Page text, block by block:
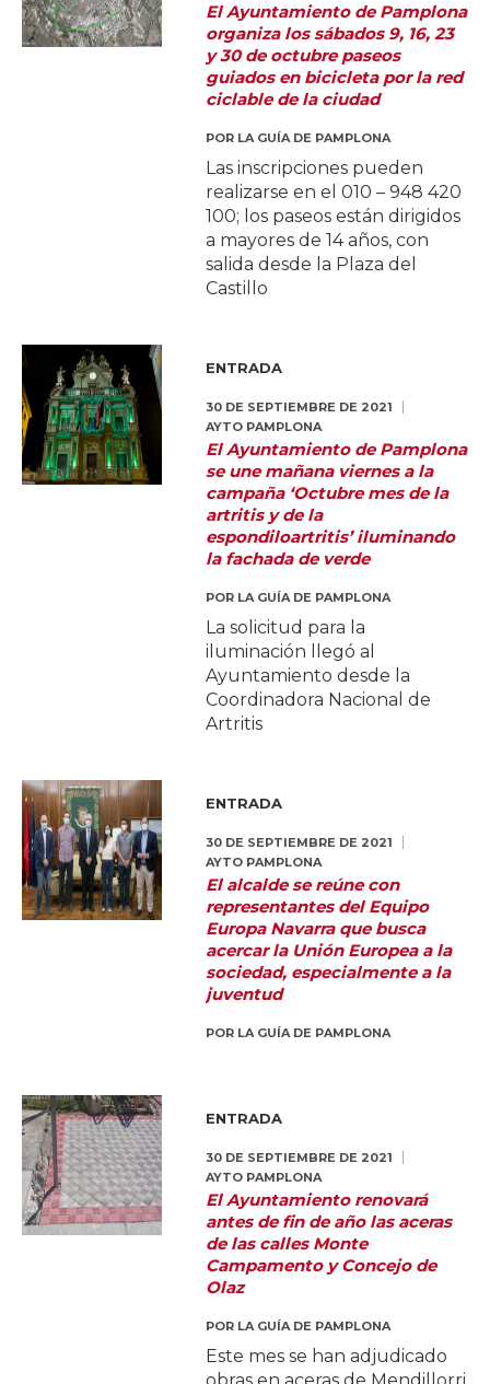
El Ayuntamiento de Pamplona
organiza los sábados 9, 16, 23
y 30 de octubre paseos
guiados en bicicleta por la red
ciclable de la ciudad
POR LA GUÍA DE PAMPLONA
Las inscripciones pueden
realizarse en el 010 – 948 420
100; los paseos están dirigidos
a mayores de 14 años, con
salida desde la Plaza del
Castillo
ENTRADA
30 DE SEPTIEMBRE DE 2021
AYTO PAMPLONA
El Ayuntamiento de Pamplona
se une mañana viernes a la
campaña ‘Octubre mes de la
artritis y de la
espondiloartritis’ iluminando
la fachada de verde
POR LA GUÍA DE PAMPLONA
La solicitud para la
iluminación llegó al
Ayuntamiento desde la
Coordinadora Nacional de
Artritis
ENTRADA
30 DE SEPTIEMBRE DE 2021
AYTO PAMPLONA
El alcalde se reúne con
representantes del Equipo
Europa Navarra que busca
acercar la Unión Europea a la
sociedad, especialmente a la
juventud
POR LA GUÍA DE PAMPLONA
ENTRADA
30 DE SEPTIEMBRE DE 2021
AYTO PAMPLONA
El Ayuntamiento renovará
antes de fin de año las aceras
de las calles Monte
Campamento y Concejo de
Olaz
POR LA GUÍA DE PAMPLONA
Este mes se han adjudicado